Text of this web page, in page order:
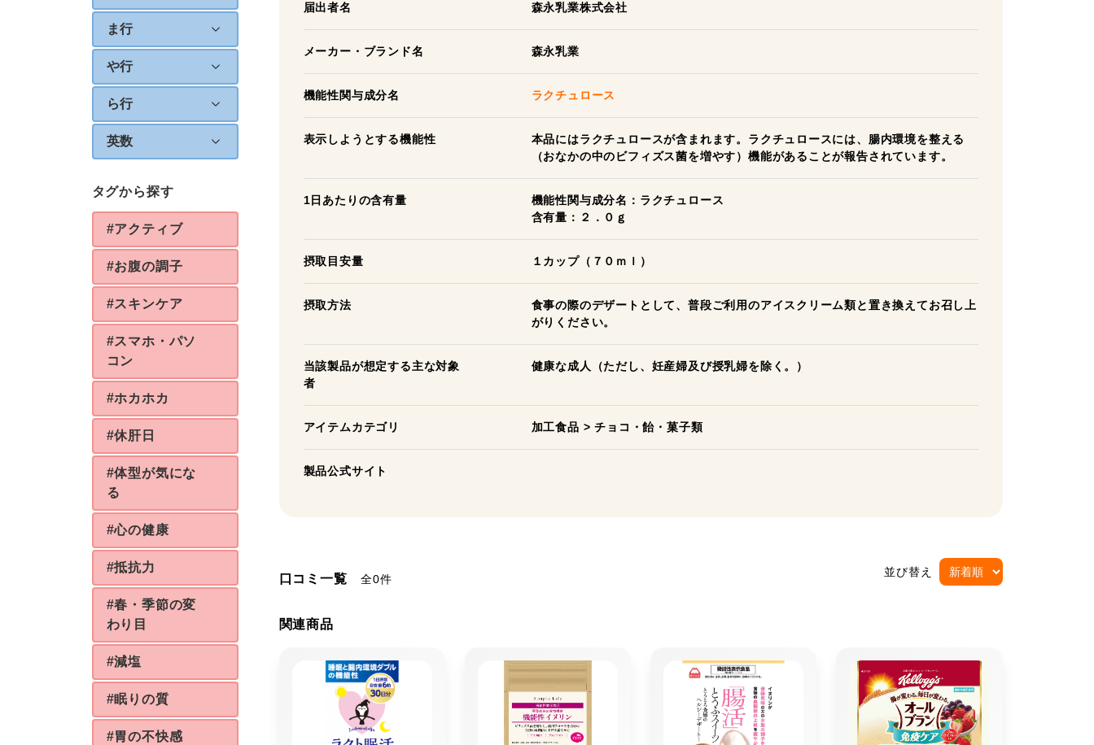
ま行
や行
ら行
英数
タグから探す
#アクティブ
#お腹の調子
#スキンケア
#スマホ・パソ
コン
#ホカホカ
#休肝日
#体型が気にな
る
#心の健康
#抵抗力
#春・季節の変
わり目
#減塩
#眠りの質
#胃の不快感
届出者名 森永乳業株式会社
メーカー・ブランド名 森永乳業
機能性関与成分名 ラクチュロース
表示しようとする機能性
本品にはラクチュロースが含まれます。ラクチュロースには、腸内環境を整える
（おなかの中のビフィズス菌を増やす）機能があることが報告されています。
1日あたりの含有量
機能性関与成分名：ラクチュロース
含有量：２．０ｇ
摂取目安量 １カップ（７０ｍｌ）
摂取方法
食事の際のデザートとして、普段ご利用のアイスクリーム類と置き換えてお召し上
がりください。
当該製品が想定する主な対象
者
健康な成人（ただし、妊産婦及び授乳婦を除く。）
アイテムカテゴリ 加工食品 >チョコ・飴・菓子類
製品公式サイト
口コミ一覧 全0件
並び替え
関連商品